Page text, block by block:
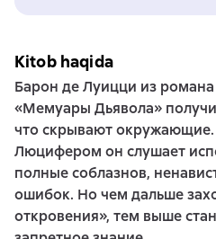
Kitob haqida
Барон де Луицци из
«Мемуары Дьявола»
что скрывают
Люцифером он слушает
полные соблазнов,
ошибок. Но чем дальше
откровения», тем выше